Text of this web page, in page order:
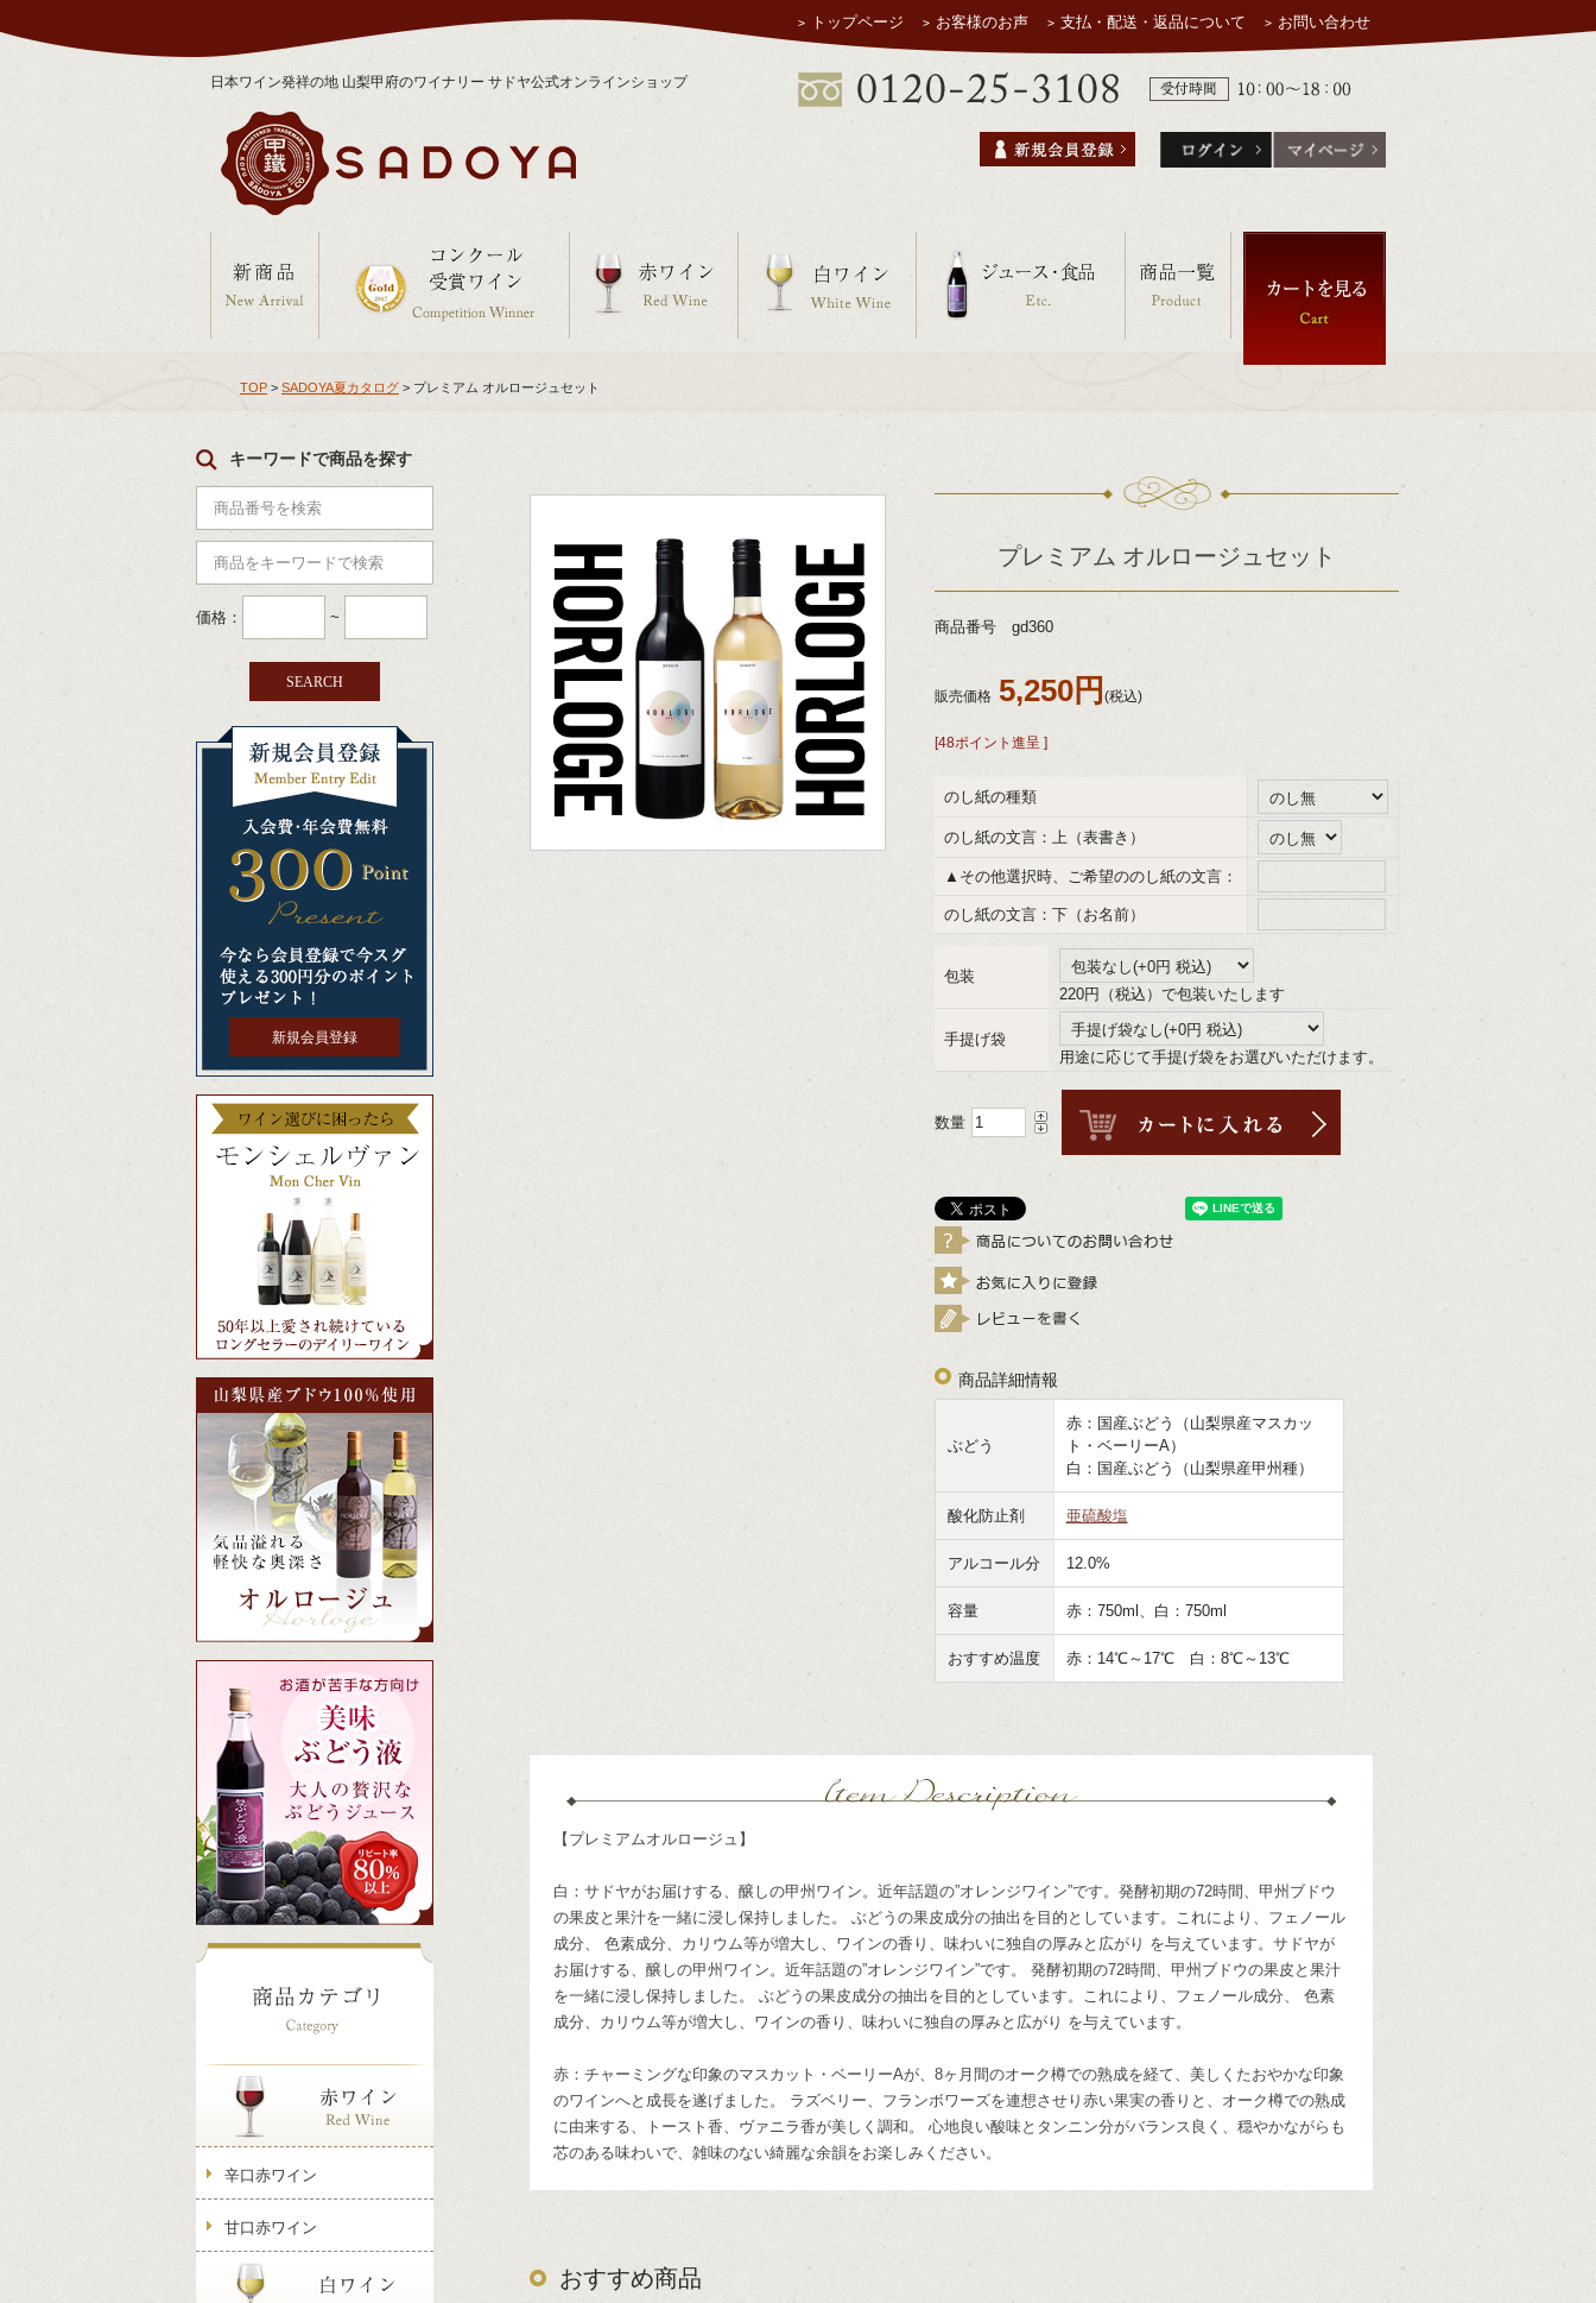
トップページ お客様のお声 支払・配送・返品について お問い合わせ
日本ワイン発祥の地 山梨甲府のワイナリー サドヤ公式オンラインショップ
TOP > SADOYA夏カタログ > プレミアム オルロージュセット
キーワードで商品を探す
価格： ~
新規会員登録
辛口赤ワイン
甘口赤ワイン
プレミアム オルロージュセット
商品番号 gd360
販売価格 5,250円 (税込)
[48ポイント進呈 ]
のし紙の種類
のし紙の文言：上（表書き）
▲その他選択時、ご希望ののし紙の文言：
のし紙の文言：下（お名前）
包装
220円（税込）で包装いたします
手提げ袋
用途に応じて手提げ袋をお選びいただけます。
数量
商品詳細情報
ぶどう
赤：国産ぶどう（山梨県産マスカッ
ト・ベーリーA）
白：国産ぶどう（山梨県産甲州種）
酸化防止剤 亜硫酸塩
アルコール分 12.0%
容量 赤：750ml、白：750ml
おすすめ温度 赤：14℃～17℃ 白：8℃～13℃
【プレミアムオルロージュ】
白：サドヤがお届けする、醸しの甲州ワイン。近年話題の”オレンジワイン”です。発酵初期の72時間、甲州ブドウ
の果皮と果汁を一緒に浸し保持しました。 ぶどうの果皮成分の抽出を目的としています。これにより、フェノール
成分、 色素成分、カリウム等が増大し、ワインの香り、味わいに独自の厚みと広がり を与えています。サドヤが
お届けする、醸しの甲州ワイン。近年話題の”オレンジワイン”です。 発酵初期の72時間、甲州ブドウの果皮と果汁
を一緒に浸し保持しました。 ぶどうの果皮成分の抽出を目的としています。これにより、フェノール成分、 色素
成分、カリウム等が増大し、ワインの香り、味わいに独自の厚みと広がり を与えています。
赤：チャーミングな印象のマスカット・ベーリーAが、8ヶ月間のオーク樽での熟成を経て、美しくたおやかな印象
のワインへと成長を遂げました。 ラズベリー、フランボワーズを連想させり赤い果実の香りと、オーク樽での熟成
に由来する、トースト香、ヴァニラ香が美しく調和。 心地良い酸味とタンニン分がバランス良く、穏やかながらも
芯のある味わいで、雑味のない綺麗な余韻をお楽しみください。
おすすめ商品